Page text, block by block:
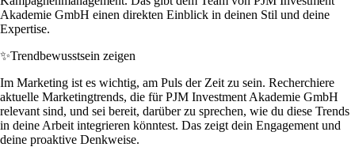
Akademie GmbH einen direkten Einblick in deinen Stil und deine
Expertise.
✨Trendbewusstsein zeigen
Im Marketing ist es wichtig, am Puls der Zeit zu sein. Recherchiere
aktuelle Marketingtrends, die für PJM Investment Akademie GmbH
relevant sind, und sei bereit, darüber zu sprechen, wie du diese Trends
in deine Arbeit integrieren könntest. Das zeigt dein Engagement und
deine proaktive Denkweise.